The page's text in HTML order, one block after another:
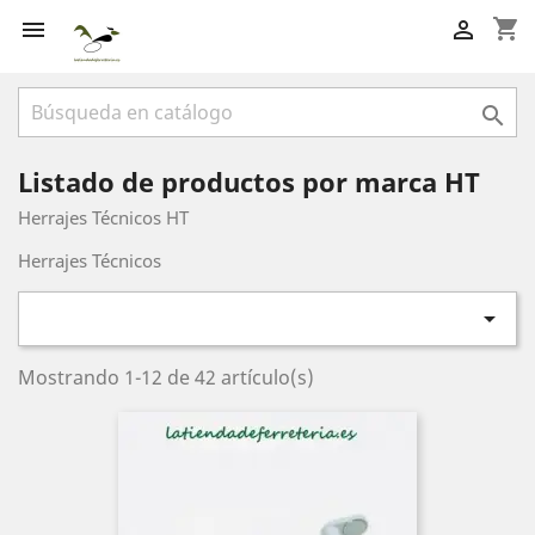
 shopping_cart


Listado de productos por marca HT
Herrajes Técnicos HT
Herrajes Técnicos

Mostrando 1-12 de 42 artículo(s)